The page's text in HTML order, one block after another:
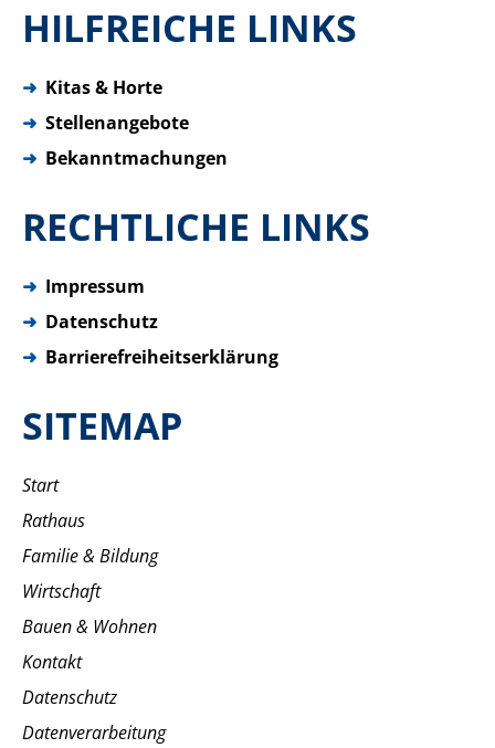
HILFREICHE LINKS
➜ Kitas & Horte
➜ Stellenangebote
➜ Bekanntmachungen
RECHTLICHE LINKS
➜ Impressum
➜ Datenschutz
➜ Barrierefreiheitserklärung
SITEMAP
Start
Rathaus
Familie & Bildung
Wirtschaft
Bauen & Wohnen
Kontakt
Datenschutz
Datenverarbeitung